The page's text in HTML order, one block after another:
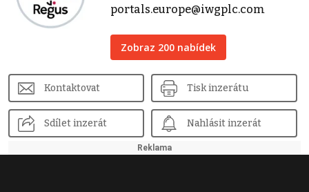
portals.europe@iwgplc.com
Zobraz 200 nabídek
Kontaktovat Tisk inzerátu
Sdílet inzerát Nahlásit inzerát